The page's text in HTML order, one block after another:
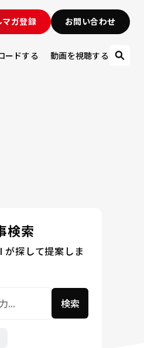
マガ登録 お問い合わせ
ードする 動画を視聴する
検索
が探して提案しま
検索